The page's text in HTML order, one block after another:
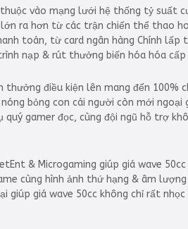
vào mạng lưới hệ thống tỷ suất
ra hơn từ các trận chiến thể thao
toán, từ card ngân hàng Chính lấp
nạp & rút thưởng biến hóa hóa
điều kiện lên mang đến 100%
bỏng con cái người còn mới ngoại
gamer đọc, cùng đội ngũ hỗ trợ
& Microgaming giúp giá wave
cùng hình ảnh thứ hạng & âm
giá wave 50cc không chỉ rất